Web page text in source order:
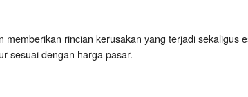
rincian kerusakan yang terjadi sekaligus
sesuai dengan harga pasar.